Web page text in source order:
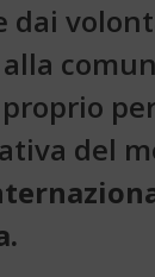
dai
del